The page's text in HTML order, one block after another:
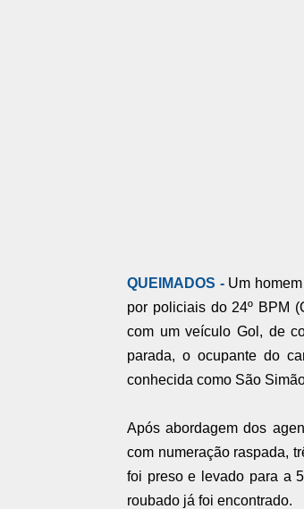
QUEIMADOS - Um
por policiais do 24º BPM
com um veículo Gol, de
parada, o ocupante do
conhecida como São
Após abordagem dos
com numeração raspada,
foi preso e levado para a
roubado já foi encontrado.